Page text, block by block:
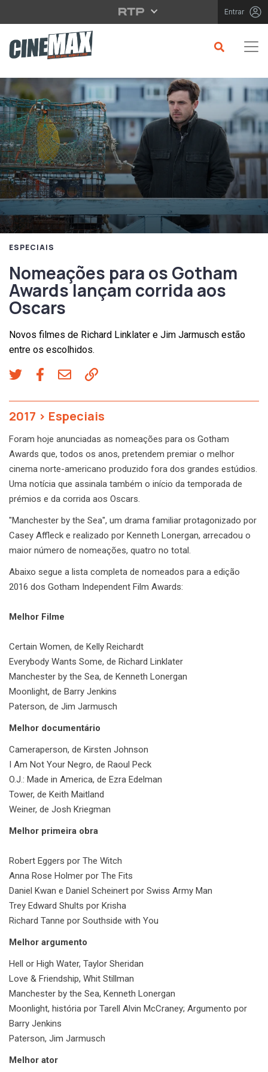
Saltar para o conteúdo principal Entrar
ESPECIAIS
Nomeações para os Gotham
Awards lançam corrida aos
Oscars
Novos filmes de Richard Linklater e Jim Jarmusch estão
entre os escolhidos.
2017 > Especiais
Foram hoje anunciadas as nomeações para os Gotham
Awards que, todos os anos, pretendem premiar o melhor
cinema norte-americano produzido fora dos grandes estúdios.
Uma notícia que assinala também o início da temporada de
prémios e da corrida aos Oscars.
"Manchester by the Sea", um drama familiar protagonizado por
Casey Affleck e realizado por Kenneth Lonergan, arrecadou o
maior número de nomeações, quatro no total.
Abaixo segue a lista completa de nomeados para a edição
2016 dos Gotham Independent Film Awards:
Melhor Filme
Certain Women, de Kelly Reichardt
Everybody Wants Some, de Richard Linklater
Manchester by the Sea, de Kenneth Lonergan
Moonlight, de Barry Jenkins
Paterson, de Jim Jarmusch
Melhor documentário
Cameraperson, de Kirsten Johnson
I Am Not Your Negro, de Raoul Peck
O.J.: Made in America, de Ezra Edelman
Tower, de Keith Maitland
Weiner, de Josh Kriegman
Melhor primeira obra
Robert Eggers por The Witch
Anna Rose Holmer por The Fits
Daniel Kwan e Daniel Scheinert por Swiss Army Man
Trey Edward Shults por Krisha
Richard Tanne por Southside with You
Melhor argumento
Hell or High Water, Taylor Sheridan
Love & Friendship, Whit Stillman
Manchester by the Sea, Kenneth Lonergan
Moonlight, história por Tarell Alvin McCraney; Argumento por
Barry Jenkins
Paterson, Jim Jarmusch
Melhor ator